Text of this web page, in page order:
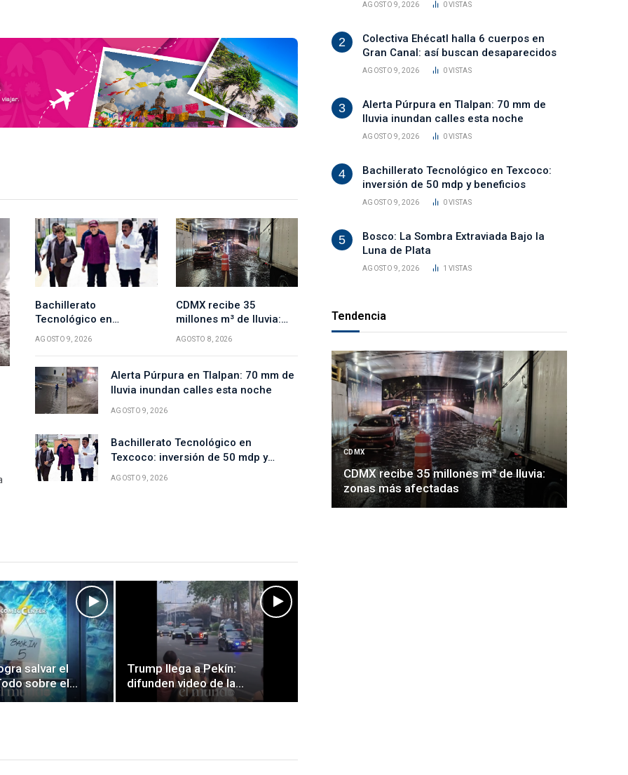
Bachillerato
Tecnológico en
Texcoco: inversión de
50 mdp y beneficios
AGOSTO 9, 2026
CDMX recibe 35
millones m³ de lluvia:
zonas más afectadas
AGOSTO 8, 2026
Alerta Púrpura en Tlalpan: 70 mm de
lluvia inundan calles esta noche
AGOSTO 9, 2026
Bachillerato Tecnológico en
Texcoco: inversión de 50 mdp y
beneficios
AGOSTO 9, 2026
salvar el
sobre el
Big Bang
Trump llega a Pekín:
difunden video de la
caravana presidencial
AGOSTO 9, 2026 0VISTAS
Colectiva Ehécatl halla 6 cuerpos en
Gran Canal: así buscan desaparecidos
AGOSTO 9, 2026 0VISTAS
Alerta Púrpura en Tlalpan: 70 mm de
lluvia inundan calles esta noche
AGOSTO 9, 2026 0VISTAS
Bachillerato Tecnológico en Texcoco:
inversión de 50 mdp y beneficios
AGOSTO 9, 2026 0VISTAS
Bosco: La Sombra Extraviada Bajo la
Luna de Plata
AGOSTO 9, 2026 1VISTAS
Tendencia
CINE
CDMX
CDMX recibe 35 millones m³ de lluvia:
zonas más afectadas